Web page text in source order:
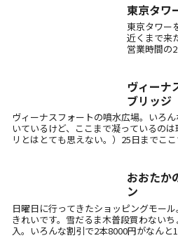
東京タワ
東京タワー
近くまで来
営業時間の
人々。（
下から。
ル。ど...
ヴィーナ
ブリッジ
ヴィーナスフォートの噴水広場。いろ
いているけど、ここまで凝っているの
リとはとても思えない。）25日までこ
おおたか
ン
日曜日に行ってきたショッピングモー
きれいです。雪だるま木普段買わない
入。いろんな割引で2本8000円がなん